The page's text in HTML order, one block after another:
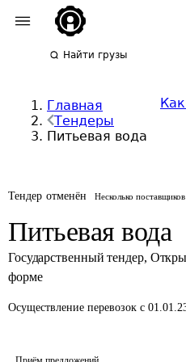
Найти грузы
Главная
Тендеры
Питьевая вода
Тендер отменён Несколько поставщиков
Питьевая вода
Государственный тендер,
форме
Осуществление перевозок с